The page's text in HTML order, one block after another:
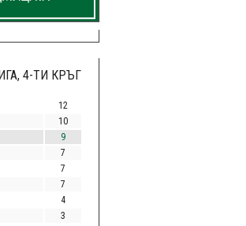
4-ТИ КРЪГ
12
10
9
7
7
7
4
3